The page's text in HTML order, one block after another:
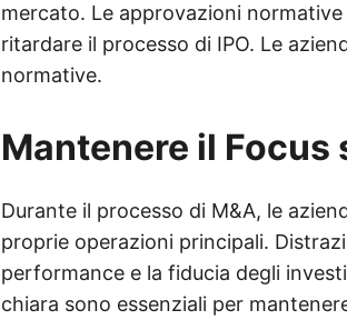
mercato. Le approvazioni
ritardare il processo di IPO. Le
normative.
Mantenere il Focus
Durante il processo di M&A, le
proprie operazioni principali.
performance e la fiducia degli
chiara sono essenziali per